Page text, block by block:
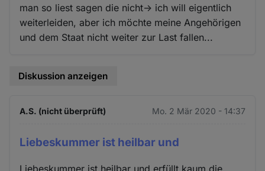
man so liest sagen die nicht-> ich will eigentlich
weiterleiden, aber ich möchte meine Angehörigen
und dem Staat nicht weiter zur Last fallen...
Diskussion anzeigen
A.S. (nicht überprüft) Mo. 2 Mär 2020 - 14:37
Liebeskummer ist heilbar und